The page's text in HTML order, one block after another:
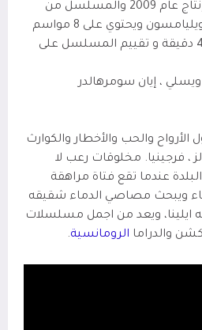
هو مسلسل فانتازيا من إنتاج عام 2009 والمسلسل من
تأليف جولي بليك ، كيفن ويليامسون ويحتوي على 8 مواسم
ومدة عرض المسلسل 43 دقيقة و تقييم المسلسل على
ويسلي ، إيان سومرهالدر
والحب والأخطار والكوارث
، فرجينيا. مخلوقات رعب لا
عندما تقع فتاة مراهقة
ويبحث مصاصي الدماء شقيقه
ايلينا، ويعد من اجمل مسلسلات
والدراما الرومانسية.